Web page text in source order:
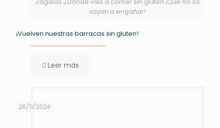
vayan a engañar!
¡Vuelven nuestras barracas sin gluten!
Leer más
26/11/2024